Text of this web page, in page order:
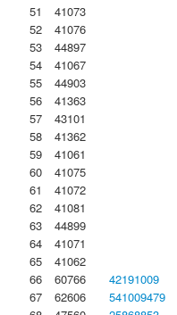
51
41073
52
41076
53
44897
54
41067
55
44903
56
41363
57
43101
58
41362
59
41061
60
41075
61
41072
62
41081
63
44899
64
41071
65
41062
66
60766 42191009
67
62606 541009479